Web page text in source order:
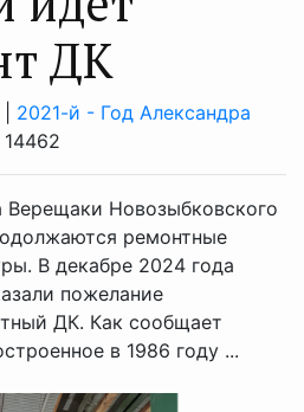
ДК
2021-й - Год Александра
14462
Верещаки Новозыбковского
ремонтные
В декабре 2024 года
пожелание
ДК. Как сообщает
в 1986 году ...